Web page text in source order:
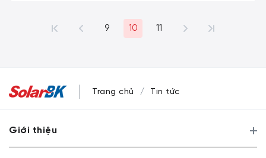
9 10 11
Trang chủ Tin tức
Giới thiệu